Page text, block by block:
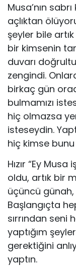
Musa’nın sabrı
açlıktan
şeyler bile
bir kimsenin
duvarı
zengindi.
birkaç gün
bulmamızı
hiç olmazsa
isteseydin.
hiç kimse
Hızır “Ey
oldu, artık bir
üçüncü günah,
Başlangıçta
sırrından
yaptığım
gerektiğini
yaptın.